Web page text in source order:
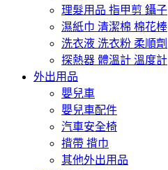
理髮用品 指甲剪 鑷子
濕紙巾 清潔棉 棉花棒
洗衣液 洗衣粉 柔順劑
探熱器 體溫計 溫度計
外出用品
嬰兒車
嬰兒車配件
汽車安全椅
揹帶 揹巾
其他外出用品